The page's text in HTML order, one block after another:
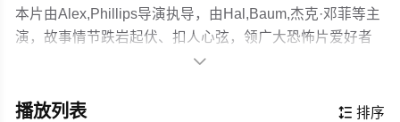
本片由Alex,Phillips导演执导，由Hal,Baum,杰克·邓菲等主
演，故事情节跌岩起伏、扣人心弦，领广大恐怖片爱好者
送去零食和纯粹的满足。与此同时，一名连环杀手开始以

 排序
播放列表